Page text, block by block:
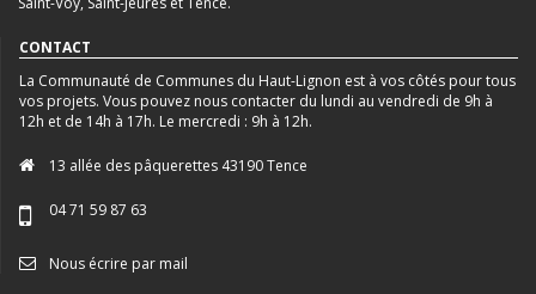
CONTACT
La Communauté de Communes du Haut-Lignon est à vos côtés pour tous
vos projets. Vous pouvez nous contacter du lundi au vendredi de 9h à
12h et de 14h à 17h. Le mercredi : 9h à 12h.
13 allée des pâquerettes 43190 Tence
04 71 59 87 63
Nous écrire par mail